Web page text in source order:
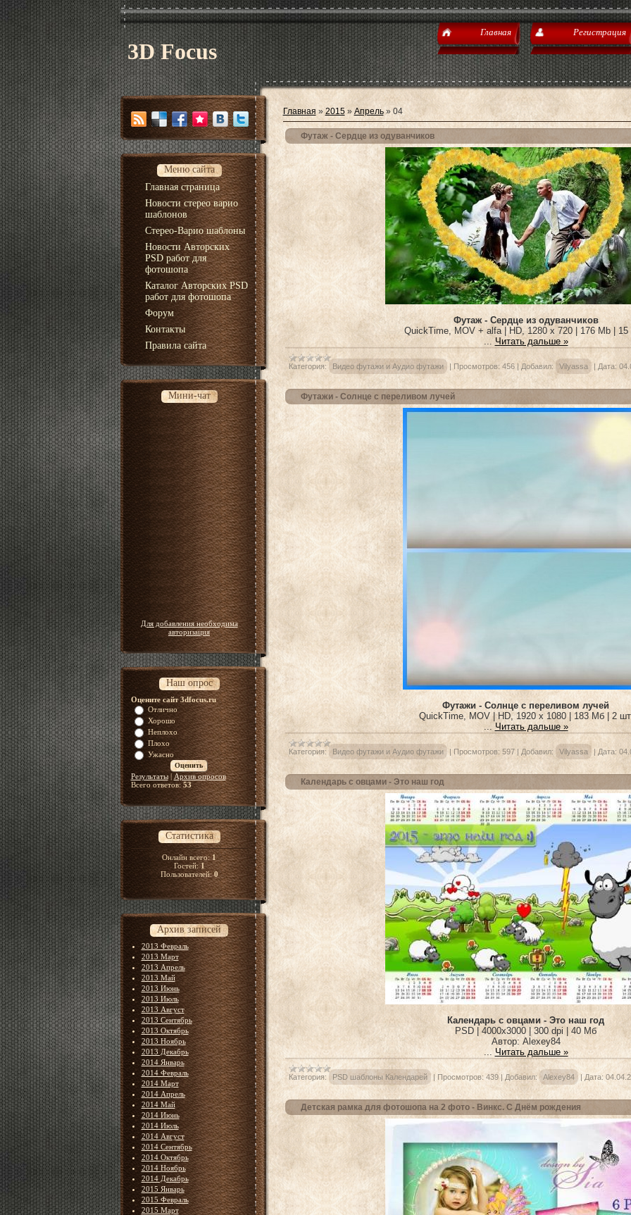
3D Focus
Главная Регистрация
Меню сайта
Главная страница
Новости стерео варио
шаблонов
Стерео-Варио шаблоны
Новости Авторских
PSD работ для
фотошопа
Каталог Авторских PSD
работ для фотошопа
Форум
Контакты
Правила сайта
Мини-чат
Для добавления необходима
авторизация
Наш опрос
Оцените сайт 3dfocus.ru
Отлично
Хорошо
Неплохо
Плохо
Ужасно
Результаты| Архив опросов
Всего ответов:53
Статистика
Онлайн всего:1
Гостей:1
Пользователей:0
Архив записей
2013 Февраль
2013 Март
2013 Апрель
2013 Май
2013 Июнь
2013 Июль
2013 Август
2013 Сентябрь
2013 Октябрь
2013 Ноябрь
2013 Декабрь
2014 Январь
2014 Февраль
2014 Март
2014 Апрель
2014 Май
2014 Июнь
2014 Июль
2014 Август
2014 Сентябрь
2014 Октябрь
2014 Ноябрь
2014 Декабрь
2015 Январь
2015 Февраль
2015 Март
Главная » 2015 » Апрель » 04
Футаж - Сердце из одуванчиков
Футаж - Сердце из одуванчиков
QuickTime, MOV + alfa | HD, 1280 x 720 | 176 Mb | 15
... Читать дальше »
Категория: Видео футажи и Аудио футажи | Просмотров: 456 | Добавил: Vilyassa | Дата:
Футажи - Солнце с переливом лучей
Футажи - Солнце с переливом лучей
QuickTime, MOV | HD, 1920 x 1080 | 183 Мб | 2
... Читать дальше »
Категория: Видео футажи и Аудио футажи | Просмотров: 597 | Добавил: Vilyassa | Дата:
Календарь с овцами - Это наш год
Календарь с овцами - Это наш год
PSD | 4000x3000 | 300 dpi | 40 Мб
Автор: Alexey84
... Читать дальше »
Категория: PSD шаблоны Календарей | Просмотров: 439 | Добавил: Alexey84 | Дата:
Детская рамка для фотошопа на 2 фото - Винкс. С Днём рождения